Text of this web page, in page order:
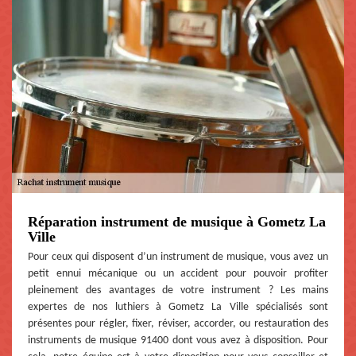
Réparation instrument de musique à Gometz La
Ville
Pour ceux qui disposent d’un instrument de musique, vous avez un
petit ennui mécanique ou un accident pour pouvoir profiter
pleinement des avantages de votre instrument ? Les mains
expertes de nos luthiers à Gometz La Ville spécialisés sont
présentes pour régler, fixer, réviser, accorder, ou restauration des
instruments de musique 91400 dont vous avez à disposition. Pour